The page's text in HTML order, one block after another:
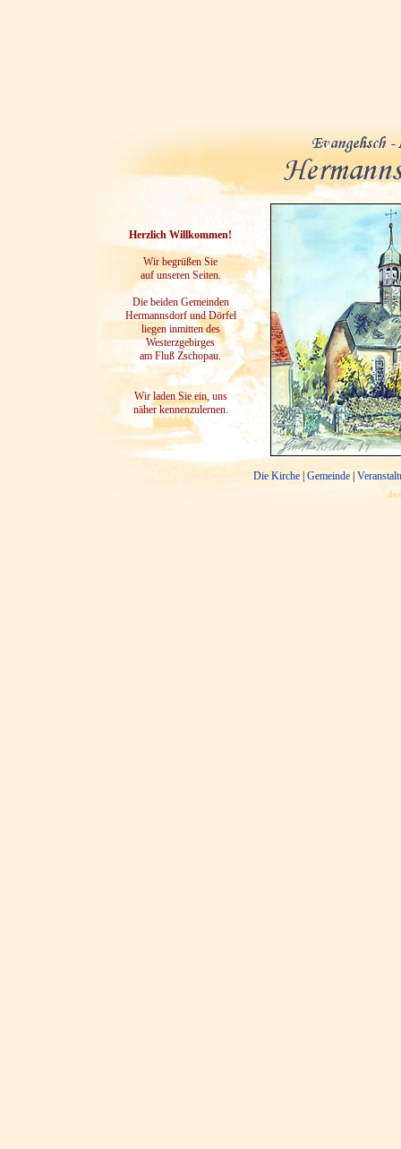
Herzlich Willkommen!
Wir begrüßen Sie
auf unseren Seiten.
Die beiden Gemeinden
Hermannsdorf und Dörfel
liegen inmitten des
Westerzgebirges
am Fluß Zschopau.
Wir laden Sie ein, uns
näher kennenzulernen.
Die Kirche| Gemeinde|